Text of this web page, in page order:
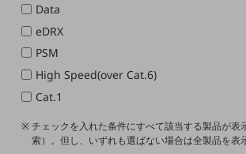
業務支援・マーケティング
災害対策・BCP
課題・ニーズで探すTOP
マーケティング
Data
eDRX
PSM
High Speed(over Cat.6)
Cat.1
チェックを入れた条件にすべて該当する製品が表
索）。但し、いずれも選ばない場合は全製品を表